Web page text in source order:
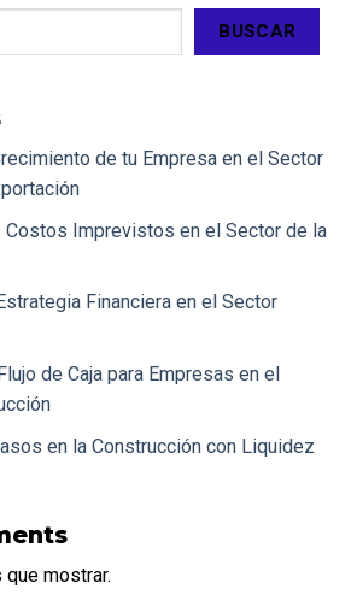
BUSCAR
de tu Empresa en el Sector
Costos Imprevistos en el Sector de la
Financiera en el Sector
de Caja para Empresas en el
en la Construcción con Liquidez
mostrar.